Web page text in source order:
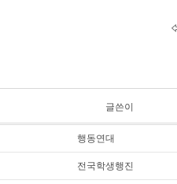
글쓴이
행동연대
전국학생행진